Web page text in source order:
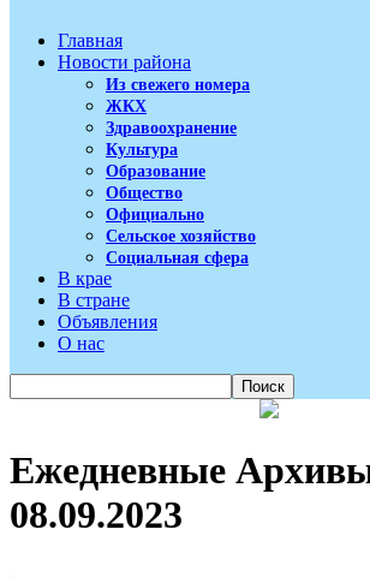
Главная
Новости района
Из свежего номера
ЖКХ
Здравоохранение
Культура
Образование
Общество
Официально
Сельское хозяйство
Социальная сфера
В крае
В стране
Объявления
О нас
Ежедневные
08.09.2023